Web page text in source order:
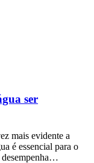
ser
mais evidente a
é essencial para o
desempenha…